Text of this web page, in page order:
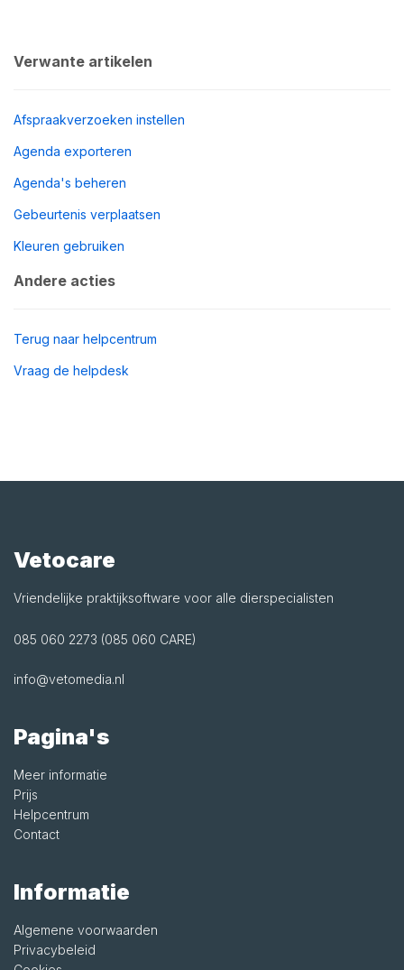
Verwante artikelen
Afspraakverzoeken instellen
Agenda exporteren
Agenda's beheren
Gebeurtenis verplaatsen
Kleuren gebruiken
Andere acties
Terug naar helpcentrum
Vraag de helpdesk
Vetocare
Vriendelijke praktijksoftware voor alle dierspecialisten
085 060 2273 (085 060 CARE)
info@vetomedia.nl
Pagina's
Meer informatie
Prijs
Helpcentrum
Contact
Informatie
Algemene voorwaarden
Privacybeleid